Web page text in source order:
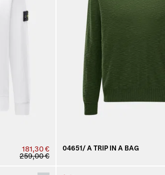
181,30 €
259,00 €
04651/ A TRIP IN A BAG